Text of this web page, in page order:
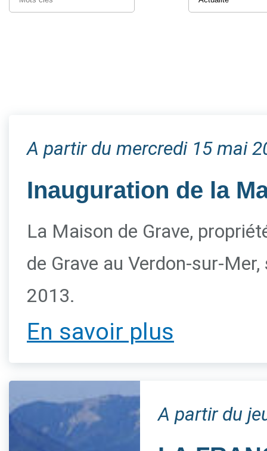
A partir du mercredi 15 mai
Inauguration de la
La Maison de Grave,
de Grave au Verdon-sur-
2013.
En savoir plus
A partir du